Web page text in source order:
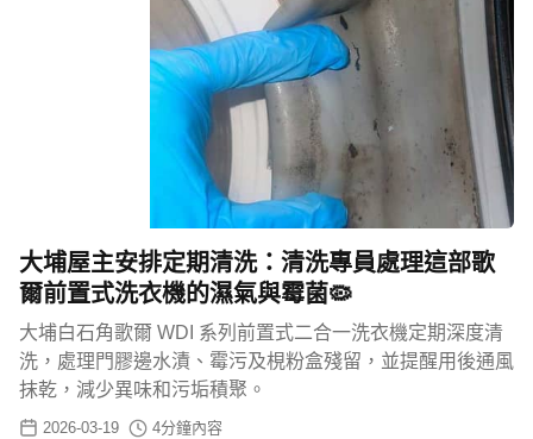
大埔屋主安排定期清洗：清洗專員處理這部歌
爾前置式洗衣機的濕氣與霉菌🦠
大埔白石角歌爾 WDI 系列前置式二合一洗衣機定期深度清
洗，處理門膠邊水漬、霉污及梘粉盒殘留，並提醒用後通風
抹乾，減少異味和污垢積聚。
2026-03-19 4分鐘內容